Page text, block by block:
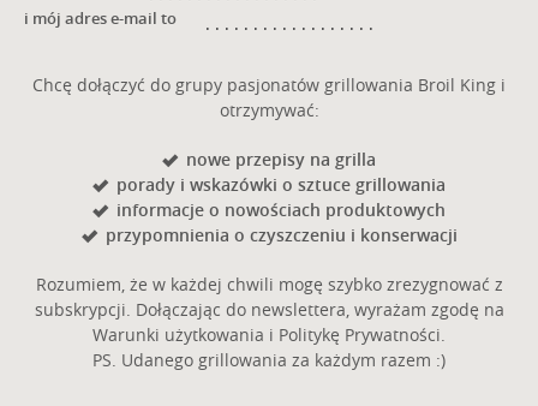
i mój adres e-mail to
Chcę dołączyć do grupy pasjonatów grillowania Broil King i
otrzymywać:
nowe przepisy na grilla
porady i wskazówki o sztuce grillowania
informacje o nowościach produktowych
przypomnienia o czyszczeniu i konserwacji
Rozumiem, że w każdej chwili mogę szybko zrezygnować z
subskrypcji. Dołączając do newslettera, wyrażam zgodę na
Warunki użytkowania i Politykę Prywatności.
PS. Udanego grillowania za każdym razem :)